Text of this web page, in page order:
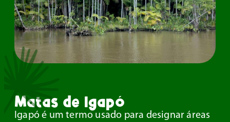
Matas de Igapó
Igapó é um termo usado para designar áreas